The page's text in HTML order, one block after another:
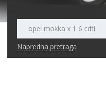
Napredna pretraga